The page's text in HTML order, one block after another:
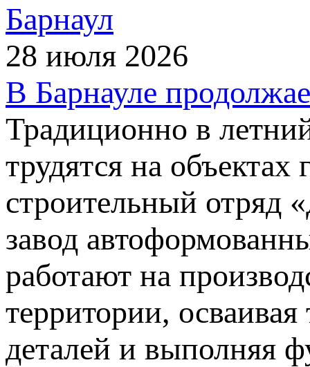
Барнаул
28 июля 2026
В Барнауле
Традиционно в
трудятся на объектах
строительный отряд
завод
работают на
территории,
деталей и выполняя